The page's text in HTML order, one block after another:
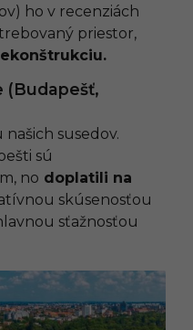
ho v recenziách
priestor,
(Budapešť,
susedov.
sú
no doplatili na
skúsenosťou
sťažnosťou